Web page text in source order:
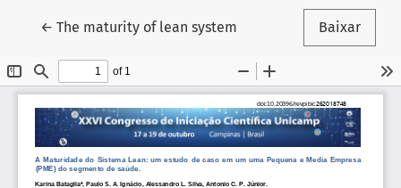
←Voltar aos Detalhes do Artigo
The maturity of lean system Baixar